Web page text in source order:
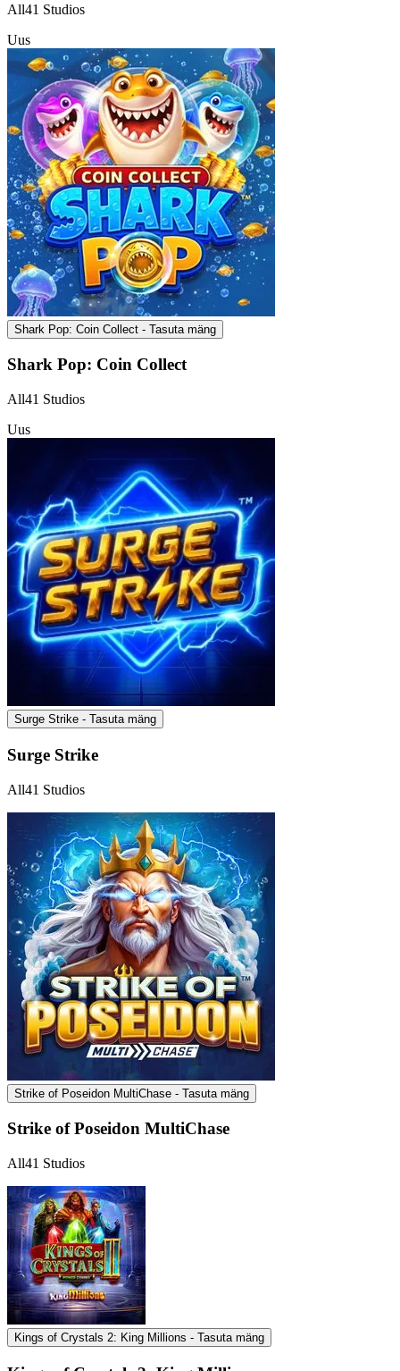
All41 Studios
Uus
Shark Pop: Coin Collect - Tasuta mäng
Shark Pop: Coin Collect
All41 Studios
Uus
Surge Strike - Tasuta mäng
Surge Strike
All41 Studios
Strike of Poseidon MultiChase - Tasuta mäng
Strike of Poseidon MultiChase
All41 Studios
Kings of Crystals 2: King Millions - Tasuta mäng